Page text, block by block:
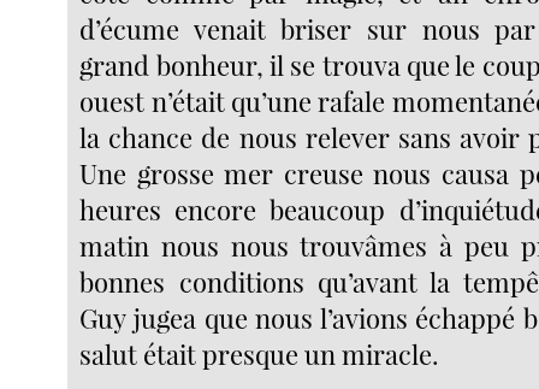
d’écume venait briser sur nous
grand bonheur, il se trouva que le
ouest n’était qu’une rafale
la chance de nous relever sans avoir
Une grosse mer creuse nous causa
heures encore beaucoup
matin nous nous trouvâmes à peu
bonnes conditions qu’avant la
Guy jugea que nous l’avions échappé
salut était presque un miracle.